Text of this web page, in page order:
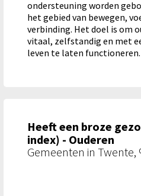
ondersteuning worden
het gebied van bewegen,
verbinding. Het doel is om
vitaal, zelfstandig en met
leven te laten functioneren.
Heeft een broze
index) - Ouderen
Gemeenten in Twente,